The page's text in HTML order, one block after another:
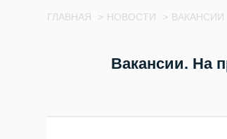
ГЛАВНАЯ > НОВОСТИ > ВАКАНСИИ
Вакансии. На